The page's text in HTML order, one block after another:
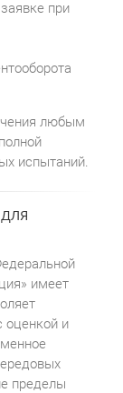
при
любым
испытаний.
имеет
оценкой и
пределы